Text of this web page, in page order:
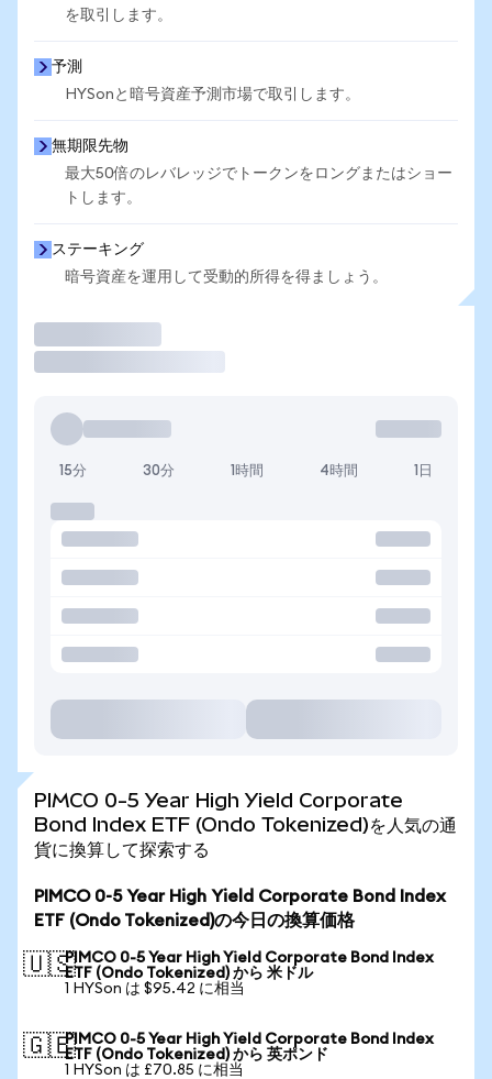
を取引します。
予測
HYSonと暗号資産予測市場で取引します。
無期限先物
最大50倍のレバレッジでトークンをロングまたはショー
トします。
ステーキング
暗号資産を運用して受動的所得を得ましょう。
15分 30分 1時間 4時間 1日
PIMCO 0-5 Year High Yield Corporate
Bond Index ETF (Ondo Tokenized)を人気の通
貨に換算して探索する
PIMCO 0-5 Year High Yield Corporate Bond Index
ETF (Ondo Tokenized)の今日の換算価格
🇺🇸PIMCO 0-5 Year High Yield Corporate Bond Index
ETF (Ondo Tokenized) から 米ドル
1 HYSon は $95.42 に相当
🇬🇧PIMCO 0-5 Year High Yield Corporate Bond Index
ETF (Ondo Tokenized) から 英ポンド
1 HYSon は £70.85 に相当